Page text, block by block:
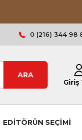
0 (216) 344 98
ARA
Giriş
EDİTÖRÜN SEÇİMİ